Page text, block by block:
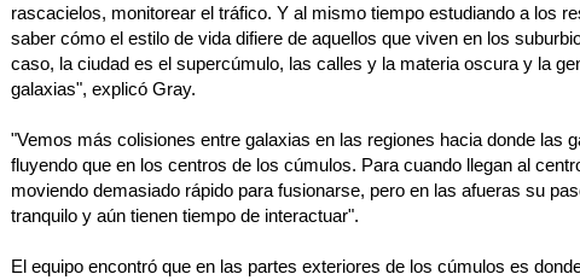
rascacielos, monitorear el tráfico. Y al mismo tiempo estudiando a los
saber cómo el estilo de vida difiere de aquellos que viven en los
caso, la ciudad es el supercúmulo, las calles y la materia oscura y la
galaxias", explicó Gray.
"Vemos más colisiones entre galaxias en las regiones hacia donde las
fluyendo que en los centros de los cúmulos. Para cuando llegan al
moviendo demasiado rápido para fusionarse, pero en las afueras su
tranquilo y aún tienen tiempo de interactuar".
El equipo encontró que en las partes exteriores de los cúmulos es